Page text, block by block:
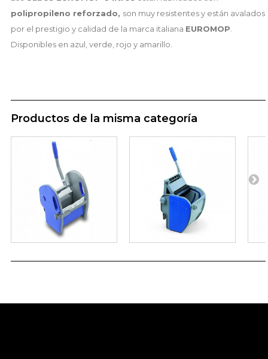
polipropileno reforzado, son muy resistentes y están avalados
por el prestigio y calidad de la marca italiana EUROMOP
Disponibles en azul, verde, rojo y amarillo.
Productos de la misma categoría